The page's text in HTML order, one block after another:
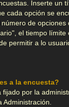
Inserte un
cada opción se
de
el tiempo
permitir a lo
a la encuesta?
por la
Administración.